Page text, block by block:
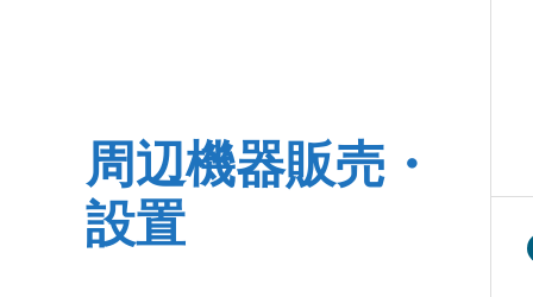
周辺機器販売・
設置